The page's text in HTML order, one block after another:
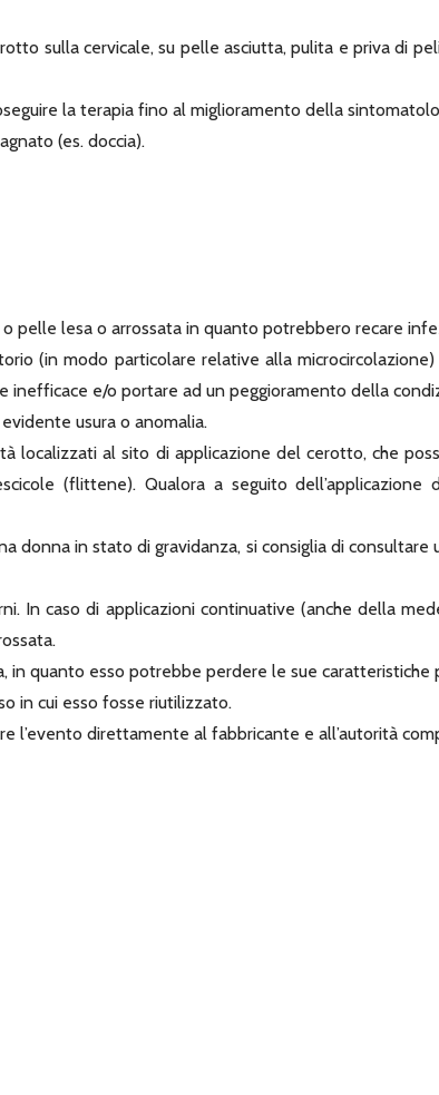
sulla cervicale, su pelle asciutta, pulita e priva di
la terapia fino al miglioramento della
(es. doccia).
pelle lesa o arrossata in quanto potrebbero recare
(in modo particolare relative alla
inefficace e/o portare ad un peggioramento della
usura o anomalia.
localizzati al sito di applicazione del cerotto, che
(flittene). Qualora a seguito
donna in stato di gravidanza, si consiglia di
In caso di applicazioni continuative (anche della
in quanto esso potrebbe perdere le sue caratteristiche
in cui esso fosse riutilizzato.
l’evento direttamente al fabbricante e all’autorità